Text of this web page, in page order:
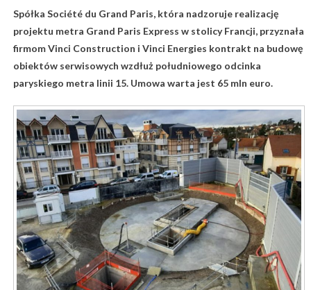
Spółka Société du Grand Paris, która nadzoruje realizację
projektu metra Grand Paris Express w stolicy Francji, przyznała
firmom Vinci Construction i Vinci Energies kontrakt na budowę
obiektów serwisowych wzdłuż południowego odcinka
paryskiego metra linii 15. Umowa warta jest 65 mln euro.